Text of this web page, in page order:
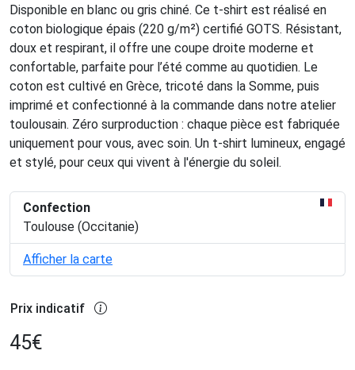
Disponible en blanc ou gris chiné. Ce t-shirt est réalisé en
coton biologique épais (220 g/m²) certifié GOTS. Résistant,
doux et respirant, il offre une coupe droite moderne et
confortable, parfaite pour l’été comme au quotidien. Le
coton est cultivé en Grèce, tricoté dans la Somme, puis
imprimé et confectionné à la commande dans notre atelier
toulousain. Zéro surproduction : chaque pièce est fabriquée
uniquement pour vous, avec soin. Un t-shirt lumineux, engagé
et stylé, pour ceux qui vivent à l'énergie du soleil.
Confection
Toulouse (Occitanie)
Afficher la carte
Prix indicatif
45€